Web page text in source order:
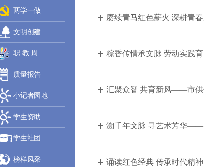
两学一做
文明创建
职 教 周
质量报告
小记者园地
学生资助
学生社团
榜样风采
赓续青马红色薪火 深耕青
粽香传情承文脉 劳动实践
汇聚众智 共育新风——市供
溯千年文脉 寻艺术芳华——
诵读红色经典 传承时代精神